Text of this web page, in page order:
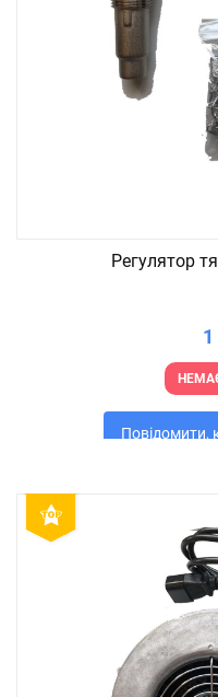
Регулятор
1
Повідомити,